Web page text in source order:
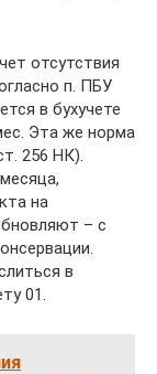
отсутствия
п. ПБУ
в бухучете
Эта же норма
256 НК).
на
– с
в
01.